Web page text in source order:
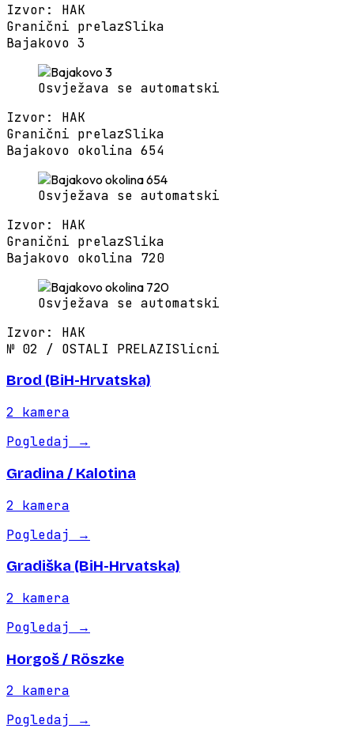
Izvor: HAK
Granični prelazSlika
Bajakovo 3
Osvježava se automatski
Izvor: HAK
Granični prelazSlika
Bajakovo okolina 654
Osvježava se automatski
Izvor: HAK
Granični prelazSlika
Bajakovo okolina 720
Osvježava se automatski
Izvor: HAK
№ 02 / OSTALI PRELAZISlicni
Brod (BiH-Hrvatska)
2
kamera
Pogledaj →
Gradina / Kalotina
2
kamera
Pogledaj →
Gradiška (BiH-Hrvatska)
2
kamera
Pogledaj →
Horgoš / Röszke
2
kamera
Pogledaj →